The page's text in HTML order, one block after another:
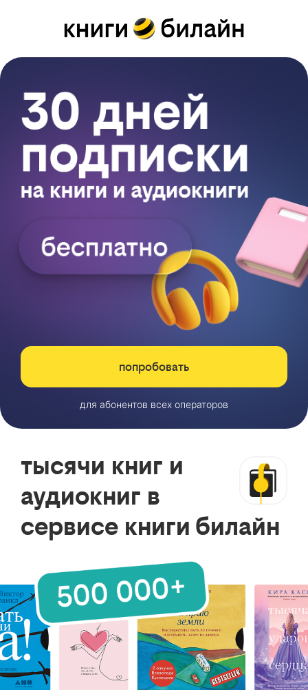
попробовать
для абонентов всех операторов
тысячи книг и
аудиокниг в
сервисе книги билайн